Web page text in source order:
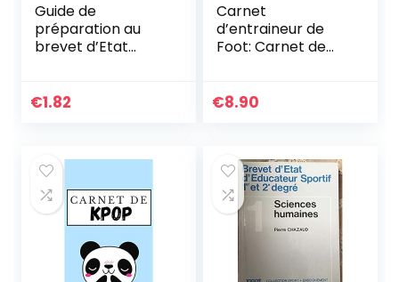
Guide de
préparation au
brevet d’Etat
tronc commun
€1.82
Carnet
d’entraineur de
Foot: Carnet de
Tactiques de Foot,
100 Pages à
Compléter, 50
Matchs | A5 – Gros
Caractères
€8.90